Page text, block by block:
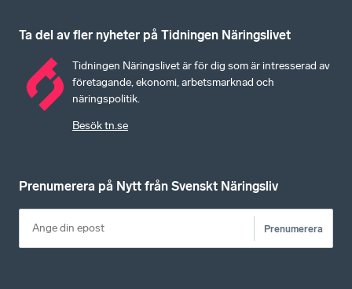
Ta del av fler nyheter på Tidningen Näringslivet
Tidningen Näringslivet är för dig som är intresserad av
företagande, ekonomi, arbetsmarknad och
näringspolitik.
Besök tn.se
Prenumerera på Nytt från Svenskt Näringsliv
Prenumerera